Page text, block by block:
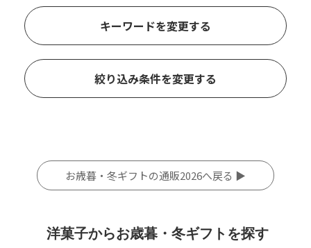
キーワードを変更する
絞り込み条件を変更する
お歳暮・冬ギフトの通販2026へ戻る ▶
洋菓子からお歳暮・冬ギフトを探す